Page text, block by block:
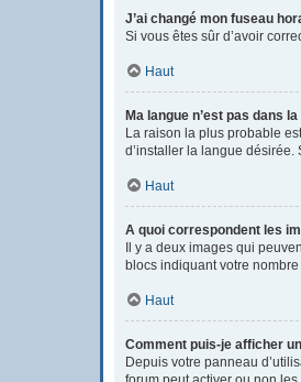
J’ai changé mon fuseau
Si vous êtes sûr d’avoir
Haut
Ma langue n’est pas dans
La raison la plus probable
d’installer la langue désirée.
Haut
A quoi correspondent les
Il y a deux images qui
blocs indiquant votre
Haut
Comment puis-je afficher
Depuis votre panneau